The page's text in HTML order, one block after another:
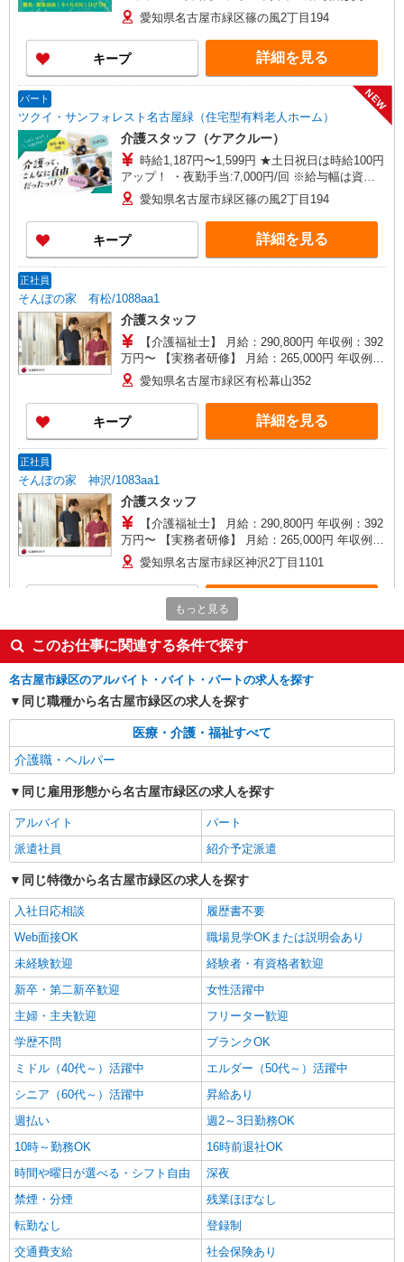
格・経験等による
愛知県名古屋市緑区篠の風2丁目194
キープ 詳細を見る
パート
ツクイ・サンフォレスト名古屋緑（住宅型有料老人ホーム）
NEW
介護スタッフ（ケアクルー）
時給1,187円〜1,599円 ★土日祝日は時給100円
アップ！ ・夜勤手当:7,000円/回 ※給与幅は資
格・経験等による
愛知県名古屋市緑区篠の風2丁目194
キープ 詳細を見る
正社員
そんぽの家 有松/1088aa1
介護スタッフ
【介護福祉士】 月給：290,800円 年収例：392
万円〜 【実務者研修】 月給：265,000円 年収例：
360万円〜 【初任者研修・無資格】 月給：
249,300円 年収例：337万円〜 ※職務手当、働き
がい向上手当、日祝手当（月平均2回分）、夜勤手
当（月平均5回分）等、毎月平均的に支払われる手
当を含みます。 ※介護福祉士のみ、特別職務手当
愛知県名古屋市緑区有松幕山352
キープ 詳細を見る
正社員
そんぽの家 神沢/1083aa1
介護スタッフ
【介護福祉士】 月給：290,800円 年収例：392
万円〜 【実務者研修】 月給：265,000円 年収例：
360万円〜 【初任者研修・無資格】 月給：
249,300円 年収例：337万円〜 ※職務手当、働き
がい向上手当、日祝手当（月平均2回分）、夜勤手
当（月平均5回分）等、毎月平均的に支払われる手
当を含みます。 ※介護福祉士のみ、特別職務手当
も含む ◎残業時は別途時間外手当支給（超過1
分〜） ◎賞与 基本給2.08ヶ月分/年支給
愛知県名古屋市緑区神沢2丁目1101
正社員
エイジフリーハウス名古屋篠の風
介護職／サービス付き高齢者向け住宅／正社員
月給24万1,280円〜26万3,510円 ※経験・能
力・資格等による 初任者研修 月給 24万1,280円
実務者研修 月給 24万4,980円 介護福祉士 月給 25
遇改善加算含む ※夜勤手当6,000円/4回を含む 〇
資格手当 〇職種手当 〇業務手当 〇時間外勤務手
当 〇夜勤手当 〇深夜勤務手当 〇休日勤務手当〇
年末年始勤務手当
エイジフリーハウス名古屋篠の風 愛知県名古
キープ 詳細を見る
パート
エイジフリーハウス名古屋篠の風
サービス付き高齢者向け住宅／介護職／日勤の
み
時給1,193円〜1,257円 ※経験・能力・資格等
による 社会福祉士・介護福祉士 時給1,257円 その
他資格 時給1,193円 ※一律処遇改善加算含む 〇時
間外勤務手当 〇土日祝勤務手当 〇夜勤手当 〇深
夜勤務手当 〇年末年始勤務手当 〇早朝7:00〜
8:00/夜間18:00〜20:00は時給25％UP
エイジフリーハウス名古屋篠の風 愛知県名古
屋市緑区相川3丁目243番
キープ 詳細を見る
パート
エイジフリーハウス名古屋篠の風
サ高住小規模多機能／介護職／早出のみ
時給1,193円〜1,257円 ※経験・能力・資格等
による 社会福祉士・介護福祉士 時給1,257円 その
他資格 時給1,193円
エイジフリーハウス名古屋篠の風 愛知県名古
屋市緑区相川3丁目243番
キープ 詳細を見る
パート
もっと見る
このお仕事に関連する条件で探す
名古屋市緑区のアルバイト・バイト・パートの求人を探す
同じ職種から名古屋市緑区の求人を探す
医療・介護・福祉すべて
介護職・ヘルパー
同じ雇用形態から名古屋市緑区の求人を探す
アルバイト
パート
派遣社員
紹介予定派遣
同じ特徴から名古屋市緑区の求人を探す
入社日応相談
履歴書不要
Web面接OK
職場見学OKまたは説明会あり
未経験歓迎
経験者・有資格者歓迎
新卒・第二新卒歓迎
女性活躍中
主婦・主夫歓迎
フリーター歓迎
学歴不問
ブランクOK
ミドル（40代～）活躍中
エルダー（50代～）活躍中
シニア（60代～）活躍中
昇給あり
週払い
週2～3日勤務OK
10時～勤務OK
16時前退社OK
時間や曜日が選べる・シフト自由
深夜
禁煙・分煙
残業ほぼなし
転勤なし
登録制
交通費支給
社会保険あり